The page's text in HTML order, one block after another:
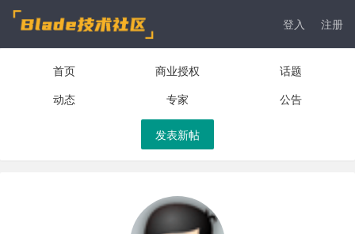
登入 注册
首页 商业授权
话题
动态
专家 公告
发表新帖